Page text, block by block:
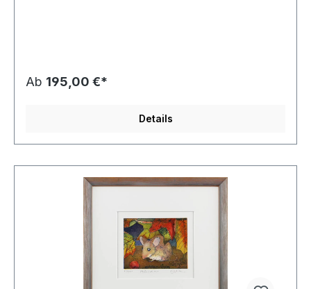
Ab 195,00 €*
Details